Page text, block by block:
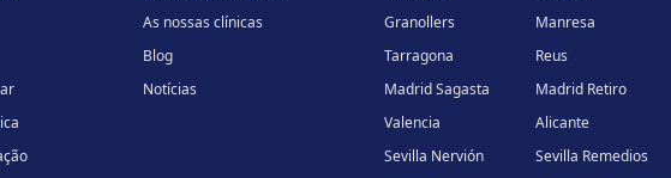
As nossas clínicas
Blog
Notícias
Granollers
Manresa
Tarragona
Reus
Madrid Sagasta
Madrid Retiro
Valencia
Alicante
Sevilla Nervión
Sevilla Remedios